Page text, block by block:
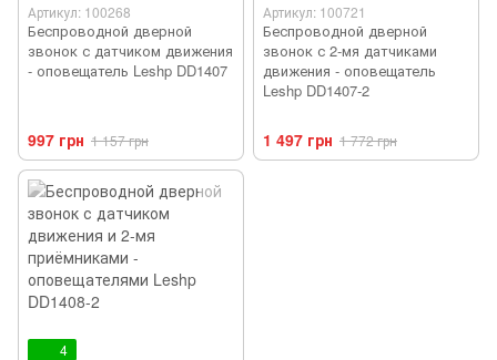
Артикул: 100268
Беспроводной дверной
звонок с датчиком движения
- оповещатель Leshp DD1407
997 грн 1 157 грн
Артикул: 100721
Беспроводной дверной
звонок с 2-мя датчиками
движения - оповещатель
Leshp DD1407-2
1 497 грн 1 772 грн
4